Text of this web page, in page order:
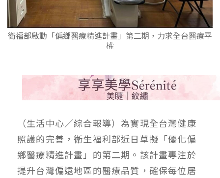
衛福部啟動「偏鄉醫療精進計畫」第二期，力求全台醫療平
權
（生活中心／綜合報導）為實現全台灣健康
照護的完善，衛生福利部近日草擬「優化偏
鄉醫療精進計畫」的第二期。該計畫專注於
提升台灣偏遠地區的醫療品質，確保每位居